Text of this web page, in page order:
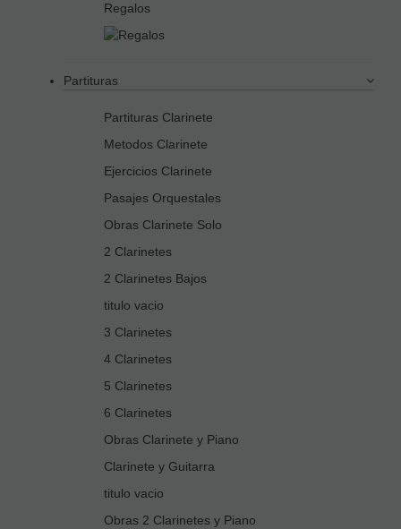
Regalos
Partituras
Partituras Clarinete
Metodos Clarinete
Ejercicios Clarinete
Pasajes Orquestales
Obras Clarinete Solo
2 Clarinetes
2 Clarinetes Bajos
titulo vacio
3 Clarinetes
4 Clarinetes
5 Clarinetes
6 Clarinetes
Obras Clarinete y Piano
Clarinete y Guitarra
titulo vacio
Obras 2 Clarinetes y Piano